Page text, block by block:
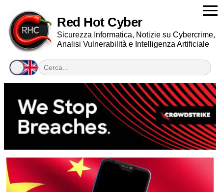
Red Hot Cyber
Sicurezza Informatica, Notizie su Cybercrime,
Analisi Vulnerabilità e Intelligenza Artificiale